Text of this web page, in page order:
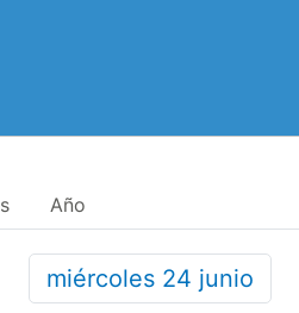
Año
miércoles 24 junio